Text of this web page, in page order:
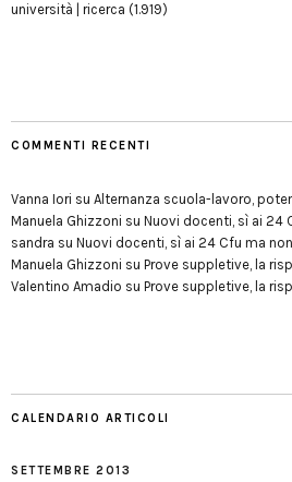
università | ricerca (1.919)
COMMENTI RECENTI
Vanna Iori su Alternanza scuola-lavoro,
Manuela Ghizzoni su Nuovi docenti, sì ai 24
sandra su Nuovi docenti, sì ai 24 Cfu ma
Manuela Ghizzoni su Prove suppletive, la
Valentino Amadio su Prove suppletive, la
CALENDARIO ARTICOLI
SETTEMBRE 2013